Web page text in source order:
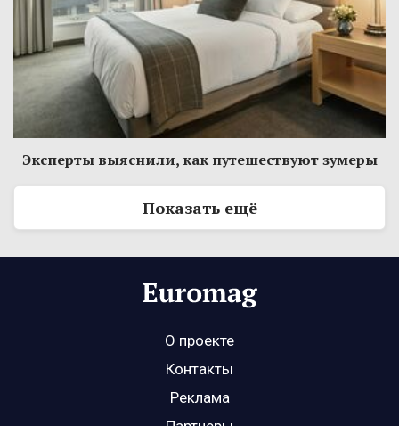
Эксперты выяснили, как путешествуют зумеры
Показать ещё
О проекте
Контакты
Реклама